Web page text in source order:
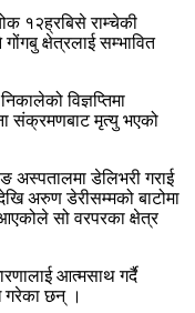
१२ह्रबिसे राम्चेकी
क्षेत्रलाई सम्भावित
विज्ञप्तिमा
संक्रमणबाट मृत्यु भएको
अस्पतालमा डेलिभरी गराई
अरुण डेरीसम्मको बाटोमा
सो वरपरका क्षेत्र
आत्मसाथ गर्दै
गरेका छन् ।